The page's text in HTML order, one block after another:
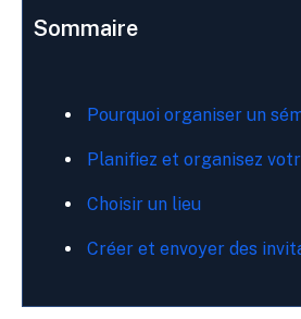
Sommaire
Pourquoi organiser un
Planifiez et organisez
Choisir un lieu
Créer et envoyer des